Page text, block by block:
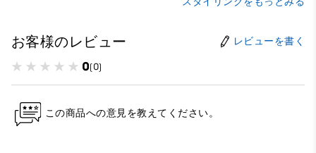
お客様のレビュー レビューを書く
0(0)
この商品への意見を教えてください。